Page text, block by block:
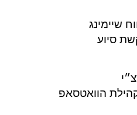
שיימינג
סיוע
הוואטסאפ